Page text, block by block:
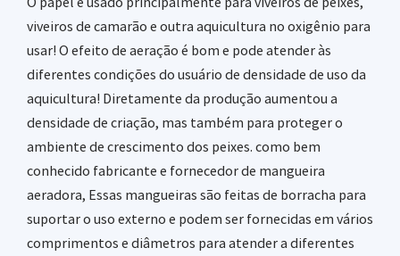
viveiros de camarão e outra aquicultura no oxigênio para
usar! O efeito de aeração é bom e pode atender às
diferentes condições do usuário de densidade de uso da
aquicultura! Diretamente da produção aumentou a
densidade de criação, mas também para proteger o
ambiente de crescimento dos peixes. como bem
conhecido fabricante e fornecedor de mangueira
aeradora, Essas mangueiras são feitas de borracha para
suportar o uso externo e podem ser fornecidas em vários
comprimentos e diâmetros para atender a diferentes